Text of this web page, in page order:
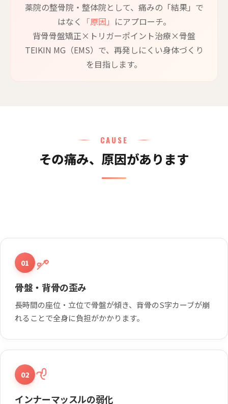
薬院の整骨院・整体院として、痛みの「結果」で
はなく
「原因」 にアプローチ。
背骨骨盤矯正×トリガーポイント治療×骨盤
TEIKIN MG（EMS）で、再発しにくい身体づくり
を目指します。
CAUSE
その痛み、原因があります
01
骨盤・背骨の歪み
長時間の座位・立位で骨盤が傾き、背骨のS字カーブが崩
れることで全身に負担がかかります。
02
インナーマッスルの弱化